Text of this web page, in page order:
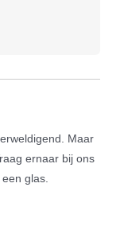
Maar
ernaar bij ons
glas.